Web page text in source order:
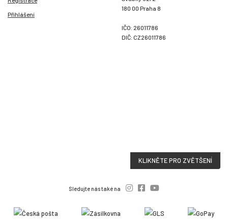
Přihlášení
180 00 Praha 8
IČO: 26011786
DIČ: CZ26011786
KLIKNĚTE PRO ZVĚTŠENÍ
Sledujte nás také na